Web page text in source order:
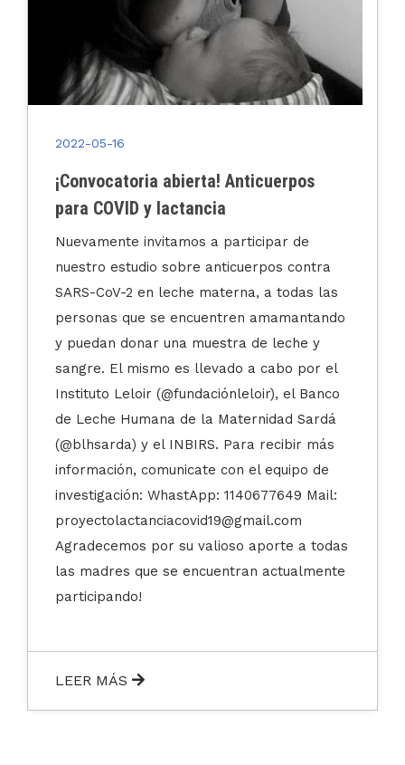
2022-05-16
¡Convocatoria abierta! Anticuerpos
para COVID y lactancia
Nuevamente invitamos a participar de
nuestro estudio sobre anticuerpos contra
SARS-CoV-2 en leche materna, a todas las
personas que se encuentren amamantando
y puedan donar una muestra de leche y
sangre. El mismo es llevado a cabo por el
Instituto Leloir (@fundaciónleloir), el Banco
de Leche Humana de la Maternidad Sardá
(@blhsarda) y el INBIRS. Para recibir más
información, comunicate con el equipo de
investigación: WhastApp: 1140677649 Mail:
proyectolactanciacovid19@gmail.com
Agradecemos por su valioso aporte a todas
las madres que se encuentran actualmente
participando!
LEER MÁS